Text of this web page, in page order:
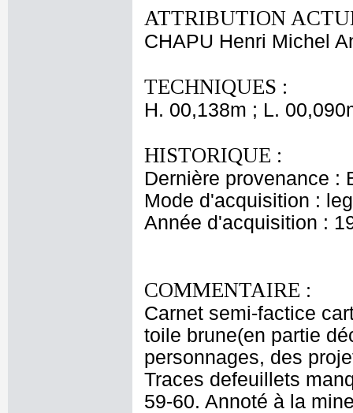
ATTRIBUTION
CHAPU Henri Michel
TECHNIQUES :
H. 00,138m ; L.
HISTORIQUE :
Dernière provenance :
Mode d'acquisition :
Année d'acquisition :
COMMENTAIRE :
Carnet semi-factice
toile brune(en partie
personnages, des
Traces defeuillets
59-60. Annoté à la